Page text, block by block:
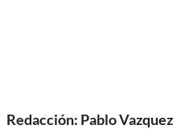
Redacción: Pablo Vazquez